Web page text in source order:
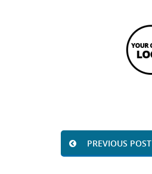
PREVIOUS POST